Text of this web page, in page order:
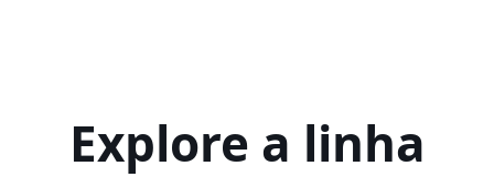
Explore a linha